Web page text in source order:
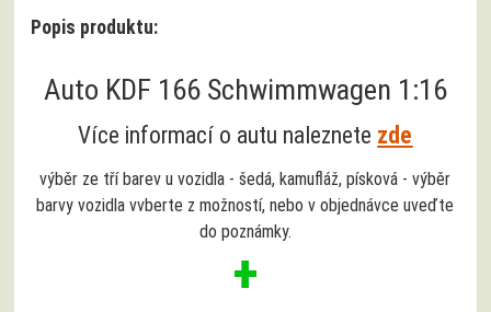
Popis produktu:
Auto KDF 166 Schwimmwagen 1:16
Více informací o autu naleznete zde
výběr ze tří barev u vozidla - šedá, kamufláž, písková - výběr
barvy vozidla vvberte z možností, nebo v objednávce uveďte
do poznámky.
+